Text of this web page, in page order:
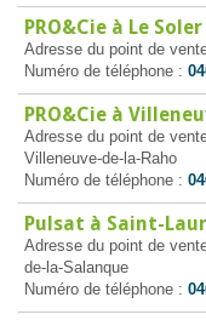
PRO&Cie à Le Soler
Adresse du point de
Numéro de téléphone :
PRO&Cie à
Adresse du point de
Villeneuve-de-la-Raho
Numéro de téléphone :
Pulsat à Saint-
Adresse du point de
de-la-Salanque
Numéro de téléphone :